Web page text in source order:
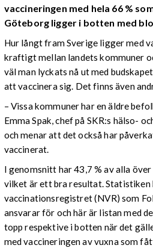
vaccineringen med hela 66 %
Göteborg ligger i botten med
Hur långt fram Sverige ligger med
kraftigt mellan landets kommuner
väl man lyckats nå ut med
att vaccinera sig. Det finns även
– Vissa kommuner har en äldre
Emma Spak, chef på SKR:s hälso-
och menar att det också har
vaccinerat.
I genomsnitt har 43,7 % av alla
vilket är ett bra resultat.
vaccinationsregistret (NVR) som
ansvarar för och här är listan med
topp respektive i botten när det
med vaccineringen av vuxna som